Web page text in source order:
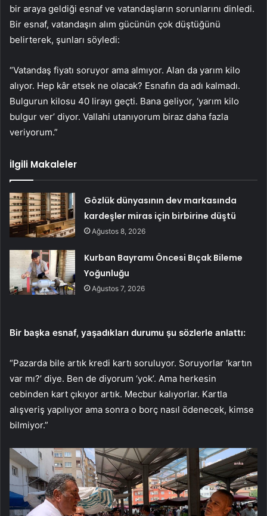
bir araya geldiği esnaf ve vatandaşların sorunlarını dinledi.
Bir esnaf, vatandaşın alım gücünün çok düştüğünü
belirterek, şunları söyledi:
“Vatandaş fiyatı soruyor ama almıyor. Alan da yarım kilo
alıyor. Hep kâr etsek ne olacak? Esnafın da adı kalmadı.
Bulgurun kilosu 40 lirayı geçti. Bana geliyor, ‘yarım kilo
bulgur ver’ diyor. Vallahi utanıyorum biraz daha fazla
veriyorum.”
İlgili Makaleler
Gözlük dünyasının dev markasında
kardeşler miras için birbirine düştü
Ağustos 8, 2026
Kurban Bayramı Öncesi Bıçak Bileme
Yoğunluğu
Ağustos 7, 2026
Bir başka esnaf, yaşadıkları durumu şu sözlerle anlattı:
“Pazarda bile artık kredi kartı soruluyor. Soruyorlar ‘kartın
var mı?’ diye. Ben de diyorum ‘yok’. Ama herkesin
cebinden kart çıkıyor artık. Mecbur kalıyorlar. Kartla
alışveriş yapılıyor ama sonra o borç nasıl ödenecek, kimse
bilmiyor.”